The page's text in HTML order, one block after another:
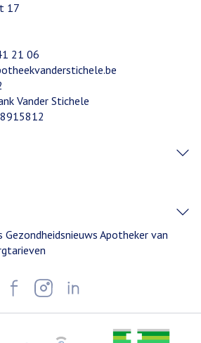
17
21 06
Vander Stichele
Gezondheidsnieuws Apotheker van